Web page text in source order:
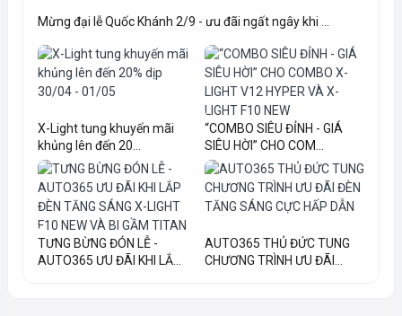
Mừng đại lễ Quốc Khánh 2/9 - ưu đãi ngất ngây khi ...
X-Light tung khuyến mãi
khủng lên đến 20...
“COMBO SIÊU ĐỈNH - GIÁ
SIÊU HỜI” CHO COM...
TƯNG BỪNG ĐÓN LỄ -
AUTO365 ƯU ĐÃI KHI LẮ...
AUTO365 THỦ ĐỨC TUNG
CHƯƠNG TRÌNH ƯU ĐÃI...